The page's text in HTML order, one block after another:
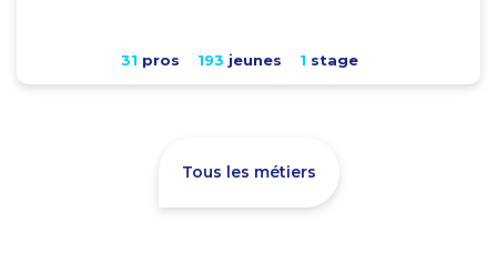
31 pros 193 jeunes 1 stage
Tous les métiers